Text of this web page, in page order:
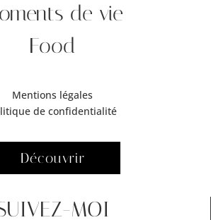
de vie
Food
Mentions légales
de confidentialité
Découvrir
MOI